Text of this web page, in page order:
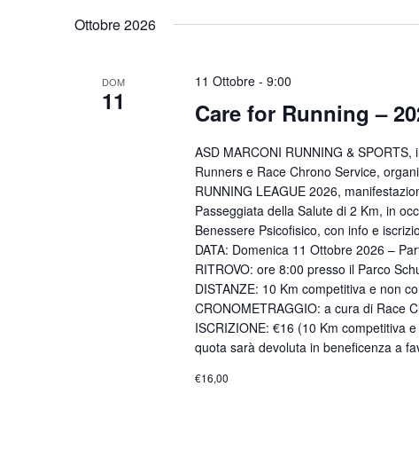
Ottobre 2026
DOM
11
11 Ottobre - 9:00
Care for Running –
ASD MARCONI RUNNING &
Runners e Race Chrono Service,
RUNNING LEAGUE 2026,
Passeggiata della Salute di 2 Km, in
Benessere Psicofisico, con info e
DATA: Domenica 11 Ottobre 2026 –
RITROVO: ore 8:00 presso il Parco
DISTANZE: 10 Km competitiva e non
CRONOMETRAGGIO: a cura di Race
ISCRIZIONE: €16 (10 Km competitiva
quota sarà devoluta in beneficenza a
€16,00